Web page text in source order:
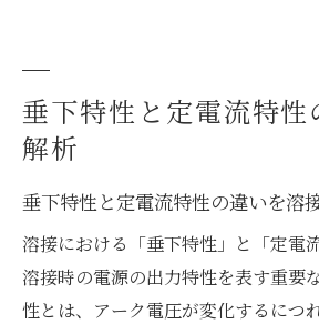
垂下特性と定電流特性
解析
垂下特性と定電流特性の違いを溶
溶接における「垂下特性」と「定電
溶接時の電源の出力特性を表す重要
性とは、アーク電圧が変化するにつ